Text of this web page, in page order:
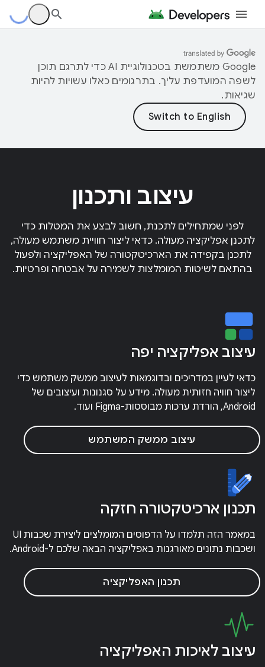
‫Google משתמשת בטכנולוגיית AI כדי לתרגם תוכן
לשפה המועדפת עליך. בתרגומים כאלו עשויות להיות
שגיאות.
עיצוב ותכנון
לפני שמתחילים לתכנת, חשוב לבצע את המטלות כדי
לתכנן אפליקציה מעולה. כדאי ליצור חוויית משתמש מעולה,
לתכנן בקפידה את הארכיטקטורה של האפליקציה ולפעול
בהתאם לשיטות המומלצות לשמירה על אבטחה ופרטיות.
עיצוב אפליקציה יפה
כדאי לעיין במדריכים ובדוגמאות לעיצוב ממשק משתמש כדי
ליצור חוויה חזותית מעולה. מידע על סגנונות ועיצובים של
Android, הורדת ערכות מבוססות-Figma ועוד.
עיצוב ממשק המשתמש
תכנון ארכיטקטורה חזקה
במאמר הזה תלמדו על הדפוסים המומלצים ליצירת שכבות UI
ושכבות נתונים מאורגנות באפליקציה הבאה שלכם ל-Android.
תכנון האפליקציה
עיצוב לאיכות האפליקציה